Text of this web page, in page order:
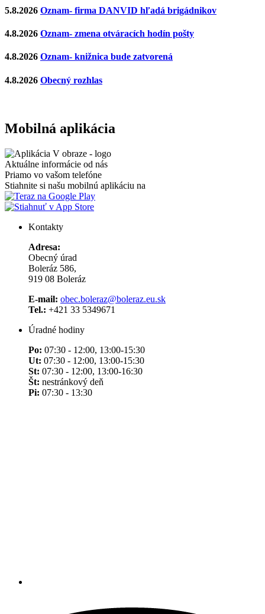
5.8.2026 Oznam- firma DANVID hľadá brigádnikov
4.8.2026 Oznam- zmena otváracích hodín pošty
4.8.2026 Oznam- knižnica bude zatvorená
4.8.2026 Obecný rozhlas
Mobilná aplikácia
Aktuálne informácie od nás
Priamo vo vašom telefóne
Stiahnite si našu mobilnú aplikáciu na
Kontakty
Adresa:
Obecný úrad
Boleráz 586,
919 08 Boleráz
E-mail: obec.boleraz@boleraz.eu.sk
Tel.: +421 33 5349671
Úradné hodiny
Po: 07:30 - 12:00, 13:00-15:30
Ut: 07:30 - 12:00, 13:00-15:30
St: 07:30 - 12:00, 13:00-16:30
Št: nestránkový deň
Pi: 07:30 - 13:30